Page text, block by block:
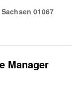
kooperativen
es,...
Sachsen 01067
Manager